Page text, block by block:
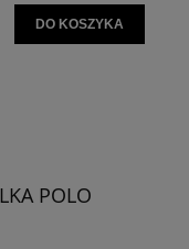
DO KOSZYKA
POLO